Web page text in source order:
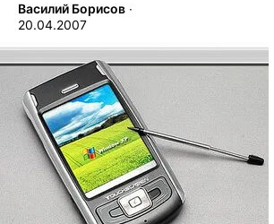
Василий Борисов ∙
20.04.2007